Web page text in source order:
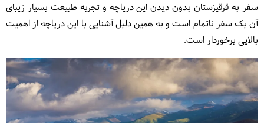
سفر به قرقیزستان بدون دیدن این دریاچه و تجربه طبیعت بسیار زیبای
آن یک سفر ناتمام است و به همین دلیل آشنایی با این دریاچه از اهمیت
بالایی برخوردار است.